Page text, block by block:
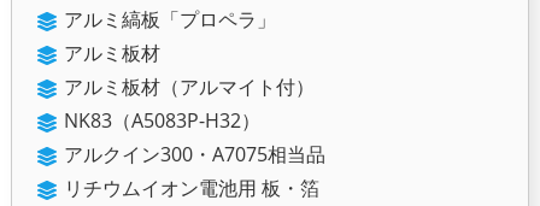
アルミ縞板「プロペラ」
アルミ板材
アルミ板材（アルマイト付）
NK83（A5083P-H32）
アルクイン300・A7075相当品
リチウムイオン電池用 板・箔